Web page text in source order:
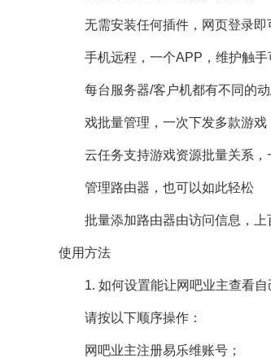
无需安装任何插件，网页登录即
手机远程，一个APP，维护触手
每台服务器/客户机都有不同的动
戏批量管理，一次下发多款游戏
云任务支持游戏资源批量关系，
管理路由器，也可以如此轻松
批量添加路由器由访问信息，上
使用方法
1. 如何设置能让网吧业主查看自
请按以下顺序操作：
网吧业主注册易乐维账号；